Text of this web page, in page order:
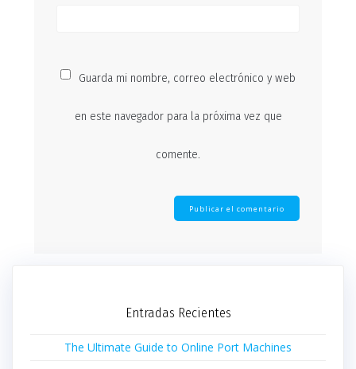
Guarda mi nombre, correo electrónico y web
en este navegador para la próxima vez que
comente.
Entradas Recientes
The Ultimate Guide to Online Port Machines